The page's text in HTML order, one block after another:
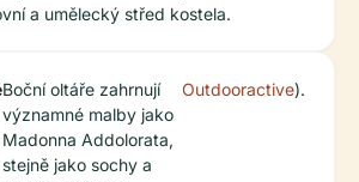
a umělecký střed kostela.
Boční oltáře zahrnují
významné malby jako
Madonna Addolorata,
stejně jako sochy a
Outdooractive).